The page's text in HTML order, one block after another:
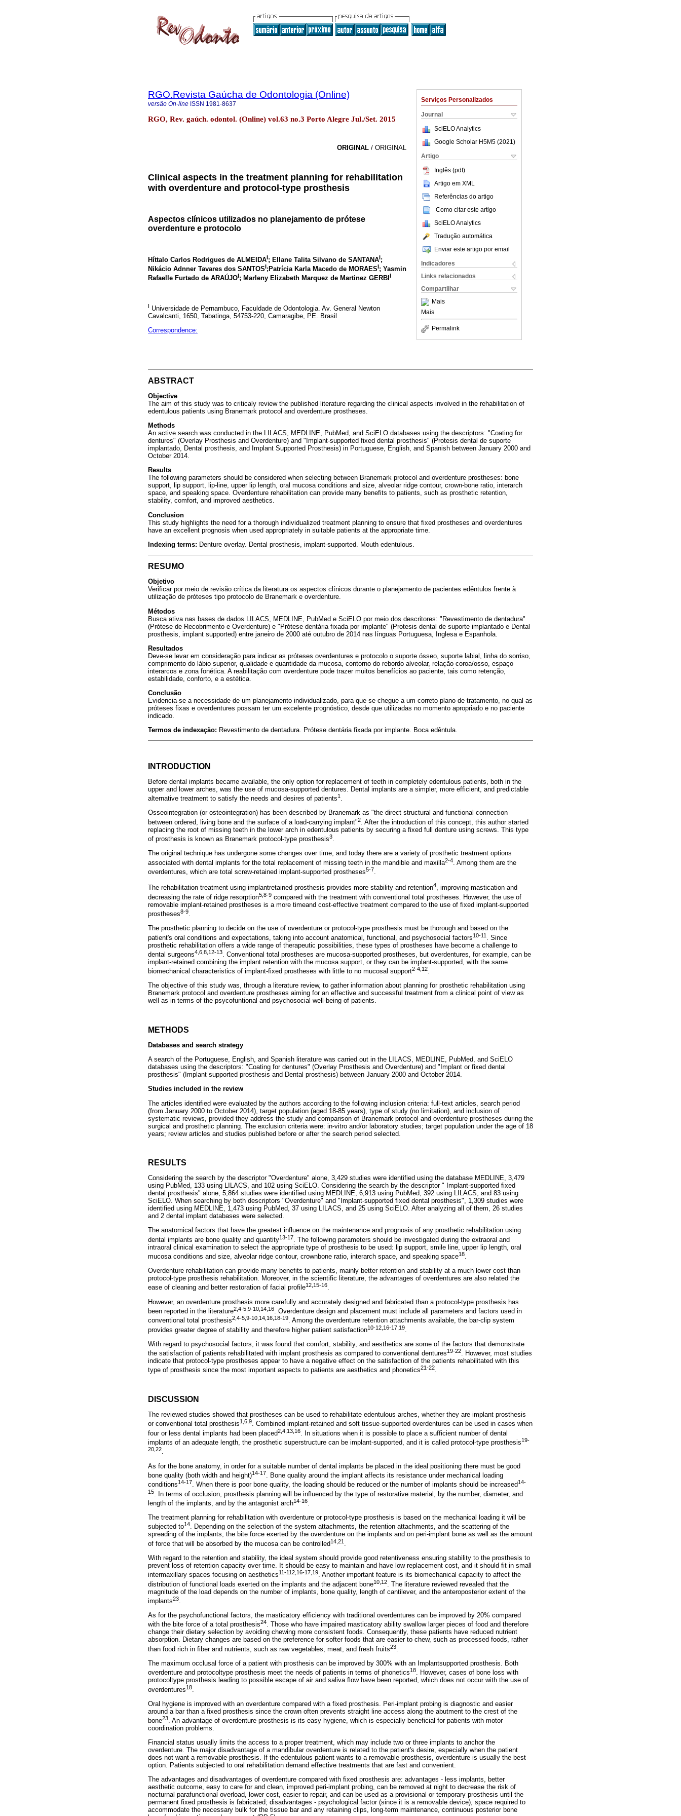
Serviços Personalizados
Journal
SciELO Analytics
Google Scholar H5M5 (2021 )
Artigo
Inglês (pdf)
Artigo em XML
Referências do artigo
Como citar este artigo
SciELO Analytics
Tradução automática
Enviar este artigo por email
Indicadores
Links relacionados
Compartilhar
Mais
Mais
Permalink
RGO.Revista Gaúcha de Odontologia (Online)
versão On-line ISSN 1981-8637
RGO, Rev. gaúch. odontol. (Online) vol.63 no.3 Porto Alegre Jul./Set. 2015
ORIGINAL / ORIGINAL
Clinical aspects in the treatment planning for rehabilitation
with overdenture and protocol-type prosthesis
Aspectos clínicos utilizados no planejamento de prótese
overdenture e protocolo
Híttalo Carlos Rodrigues de ALMEIDAI; Ellane Talita Silvano de SANTANAI;
Nikácio Adnner Tavares dos SANTOSI;Patrícia Karla Macedo de MORAESI; Yasmin
Rafaelle Furtado de ARAÚJOI; Marleny Elizabeth Marquez de Martinez GERBI I
I Universidade de Pernambuco, Faculdade de Odontologia. Av. General Newton
Cavalcanti, 1650, Tabatinga, 54753-220, Camaragibe, PE. Brasil
Correspondence:
ABSTRACT
Objective
The aim of this study was to criticaly review the published literature regarding the clinical aspects involved in the rehabilitation of
edentulous patients using Branemark protocol and overdenture prostheses.
Methods
An active search was conducted in the LILACS, MEDLINE, PubMed, and SciELO databases using the descriptors: "Coating for
dentures" (Overlay Prosthesis and Overdenture) and "Implant-supported fixed dental prosthesis" (Protesis dental de suporte
implantado, Dental prosthesis, and Implant Supported Prosthesis) in Portuguese, English, and Spanish between January 2000 and
October 2014.
Results
The following parameters should be considered when selecting between Branemark protocol and overdenture prostheses: bone
support, lip support, lip-line, upper lip length, oral mucosa conditions and size, alveolar ridge contour, crown-bone ratio, interarch
space, and speaking space. Overdenture rehabilitation can provide many benefits to patients, such as prosthetic retention,
stability, comfort, and improved aesthetics.
Conclusion
This study highlights the need for a thorough individualized treatment planning to ensure that fixed prostheses and overdentures
have an excellent prognosis when used appropriately in suitable patients at the appropriate time.
Indexing terms: Denture overlay. Dental prosthesis, implant-supported. Mouth edentulous.
RESUMO
Objetivo
Verificar por meio de revisão crítica da literatura os aspectos clínicos durante o planejamento de pacientes edêntulos frente à
utilização de próteses tipo protocolo de Branemark e overdenture.
Métodos
Busca ativa nas bases de dados LILACS, MEDLINE, PubMed e SciELO por meio dos descritores: "Revestimento de dentadura"
(Prótese de Recobrimento e Overdenture) e "Prótese dentária fixada por implante" (Protesis dental de suporte implantado e Dental
prosthesis, implant supported) entre janeiro de 2000 até outubro de 2014 nas línguas Portuguesa, Inglesa e Espanhola.
Resultados
Deve-se levar em consideração para indicar as próteses overdentures e protocolo o suporte ósseo, suporte labial, linha do sorriso,
comprimento do lábio superior, qualidade e quantidade da mucosa, contorno do rebordo alveolar, relação coroa/osso, espaço
interarcos e zona fonética. A reabilitação com overdenture pode trazer muitos benefícios ao paciente, tais como retenção,
estabilidade, conforto, e a estética.
Conclusão
Evidencia-se a necessidade de um planejamento individualizado, para que se chegue a um correto plano de tratamento, no qual as
próteses fixas e overdentures possam ter um excelente prognóstico, desde que utilizadas no momento apropriado e no paciente
indicado.
Termos de indexação: Revestimento de dentadura. Prótese dentária fixada por implante. Boca edêntula.
INTRODUCTION
Before dental implants became available, the only option for replacement of teeth in completely edentulous patients, both in the
upper and lower arches, was the use of mucosa-supported dentures. Dental implants are a simpler, more efficient, and predictable
alternative treatment to satisfy the needs and desires of patients1 .
Osseointegration (or osteointegration) has been described by Branemark as "the direct structural and functional connection
between ordered, living bone and the surface of a load-carrying implant"2 . After the introduction of this concept, this author started
replacing the root of missing teeth in the lower arch in edentulous patients by securing a fixed full denture using screws. This type
of prosthesis is known as Branemark protocol-type prosthesis3.
The original technique has undergone some changes over time, and today there are a variety of prosthetic treatment options
associated with dental implants for the total replacement of missing teeth in the mandible and maxilla2-4 . Among them are the
overdentures, which are total screw-retained implant-supported prostheses5-7
The rehabilitation treatment using implantretained prosthesis provides more stability and retention4, improving mastication and
decreasing the rate of ridge resorption5,8-9 compared with the treatment with conventional total prostheses. However, the use of
removable implant-retained prostheses is a more timeand cost-effective treatment compared to the use of fixed implant-supported
prostheses8-9.
The prosthetic planning to decide on the use of overdenture or protocol-type prosthesis must be thorough and based on the
patient's oral conditions and expectations, taking into account anatomical, functional, and psychosocial factors10-11
. Since
prosthetic rehabilitation offers a wide range of therapeutic possibilities, these types of prostheses have become a challenge to
dental surgeons4,6,8,12-13
. Conventional total prostheses are mucosa-supported prostheses, but overdentures, for example, can be
implant-retained combining the implant retention with the mucosa support, or they can be implant-supported, with the same
biomechanical characteristics of implant-fixed prostheses with little to no mucosal support2-4,12.
The objective of this study was, through a literature review, to gather information about planning for prosthetic rehabilitation using
Branemark protocol and overdenture prostheses aiming for an effective and successful treatment from a clinical point of view as
well as in terms of the psycofuntional and psychosocial well-being of patients.
METHODS
Databases and search strategy
A search of the Portuguese, English, and Spanish literature was carried out in the LILACS, MEDLINE, PubMed, and SciELO
databases using the descriptors: "Coating for dentures" (Overlay Prosthesis and Overdenture) and "Implant or fixed dental
prosthesis" (Implant supported prosthesis and Dental prosthesis) between January 2000 and October 2014.
Studies included in the review
The articles identified were evaluated by the authors according to the following inclusion criteria: full-text articles, search period
(from January 2000 to October 2014), target population (aged 18-85 years), type of study (no limitation), and inclusion of
systematic reviews, provided they address the study and comparison of Branemark protocol and overdenture prostheses during the
surgical and prosthetic planning. The exclusion criteria were: in-vitro and/or laboratory studies; target population under the age of 18
years; review articles and studies published before or after the search period selected.
RESULTS
Considering the search by the descriptor "Overdenture" alone, 3,429 studies were identified using the database MEDLINE, 3,479
using PubMed, 133 using LILACS, and 102 using SciELO. Considering the search by the descriptor " Implant-supported fixed
dental prosthesis" alone, 5,864 studies were identified using MEDLINE, 6,913 using PubMed, 392 using LILACS, and 83 using
SciELO. When searching by both descriptors "Overdenture" and "Implant-supported fixed dental prosthesis", 1,309 studies were
identified using MEDLINE, 1,473 using PubMed, 37 using LILACS, and 25 using SciELO. After analyzing all of them, 26 studies
and 2 dental implant databases were selected.
The anatomical factors that have the greatest influence on the maintenance and prognosis of any prosthetic rehabilitation using
dental implants are bone quality and quantity13-17
. The following parameters should be investigated during the extraoral and
intraoral clinical examination to select the appropriate type of prosthesis to be used: lip support, smile line, upper lip length, oral
mucosa conditions and size, alveolar ridge contour, crownbone ratio, interarch space, and speaking space18
Overdenture rehabilitation can provide many benefits to patients, mainly better retention and stability at a much lower cost than
protocol-type prosthesis rehabilitation. Moreover, in the scientific literature, the advantages of overdentures are also related the
ease of cleaning and better restoration of facial profile12,15-16.
However, an overdenture prosthesis more carefully and accurately designed and fabricated than a protocol-type prosthesis has
been reported in the literature2,4-5,9-10,14,16
. Overdenture design and placement must include all parameters and factors used in
conventional total prosthesis2,4-5,9-10,14,16,18-19. Among the overdenture retention attachments available, the bar-clip system
provides greater degree of stability and therefore higher patient satisfaction10-12,16-17,19
With regard to psychosocial factors, it was found that comfort, stability, and aesthetics are some of the factors that demonstrate
the satisfaction of patients rehabilitated with implant prosthesis as compared to conventional dentures19-22. However, most studies
indicate that protocol-type prostheses appear to have a negative effect on the satisfaction of the patients rehabilitated with this
type of prosthesis since the most important aspects to patients are aesthetics and phonetics21-22.
DISCUSSION
The reviewed studies showed that prostheses can be used to rehabilitate edentulous arches, whether they are implant prosthesis
or conventional total prosthesis1,6,9. Combined implant-retained and soft tissue-supported overdentures can be used in cases when
four or less dental implants had been placed2,4,13,16
. In situations when it is possible to place a sufficient number of dental
implants of an adequate length, the prosthetic superstructure can be implant-supported, and it is called protocol-type prosthesis19-
20,22.
As for the bone anatomy, in order for a suitable number of dental implants be placed in the ideal positioning there must be good
bone quality (both width and height)14-17
. Bone quality around the implant affects its resistance under mechanical loading
conditions14-17. When there is poor bone quality, the loading should be reduced or the number of implants should be increased14-
15
. In terms of occlusion, prosthesis planning will be influenced by the type of restorative material, by the number, diameter, and
length of the implants, and by the antagonist arch14-16
The treatment planning for rehabilitation with overdenture or protocol-type prosthesis is based on the mechanical loading it will be
subjected to14. Depending on the selection of the system attachments, the retention attachments, and the scattering of the
spreading of the implants, the bite force exerted by the overdenture on the implants and on peri-implant bone as well as the amount
of force that will be absorbed by the mucosa can be controlled14,21
With regard to the retention and stability, the ideal system should provide good retentiveness ensuring stability to the prosthesis to
prevent loss of retention capacity over time. It should be easy to maintain and have low replacement cost, and it should fit in small
intermaxillary spaces focusing on aesthetics11-112,16-17,19. Another important feature is its biomechanical capacity to affect the
distribution of functional loads exerted on the implants and the adjacent bone10,12
. The literature reviewed revealed that the
magnitude of the load depends on the number of implants, bone quality, length of cantilever, and the anteroposterior extent of the
implants23
As for the psychofunctional factors, the masticatory efficiency with traditional overdentures can be improved by 20% compared
with the bite force of a total prosthesis24. Those who have impaired masticatory ability swallow larger pieces of food and therefore
change their dietary selection by avoiding chewing more consistent foods. Consequently, these patients have reduced nutrient
absorption. Dietary changes are based on the preference for softer foods that are easier to chew, such as processed foods, rather
than food rich in fiber and nutrients, such as raw vegetables, meat, and fresh fruits23
The maximum occlusal force of a patient with prosthesis can be improved by 300% with an Implantsupported prosthesis. Both
overdenture and protocoltype prosthesis meet the needs of patients in terms of phonetics18. However, cases of bone loss with
protocoltype prosthesis leading to possible escape of air and saliva flow have been reported, which does not occur with the use of
overdentures18
Oral hygiene is improved with an overdenture compared with a fixed prosthesis. Peri-implant probing is diagnostic and easier
around a bar than a fixed prosthesis since the crown often prevents straight line access along the abutment to the crest of the
bone23. An advantage of overdenture prosthesis is its easy hygiene, which is especially beneficial for patients with motor
coordination problems.
Financial status usually limits the access to a proper treatment, which may include two or three implants to anchor the
overdenture. The major disadvantage of a mandibular overdenture is related to the patient's desire, especially when the patient
does not want a removable prosthesis. If the edentulous patient wants to a removable prosthesis, overdenture is usually the best
option. Patients subjected to oral rehabilitation demand effective treatments that are fast and convenient.
The advantages and disadvantages of overdenture compared with fixed prosthesis are: advantages - less implants, better
aesthetic outcome, easy to care for and clean, improved peri-implant probing, can be removed at night to decrease the risk of
nocturnal parafunctional overload, lower cost, easier to repair, and can be used as a provisional or temporary prosthesis until the
permanent fixed prosthesis is fabricated; disadvantages - psychological factor (since it is a removable device), space required to
accommodate the necessary bulk for the tissue bar and any retaining clips, long-term maintenance, continuous posterior bone